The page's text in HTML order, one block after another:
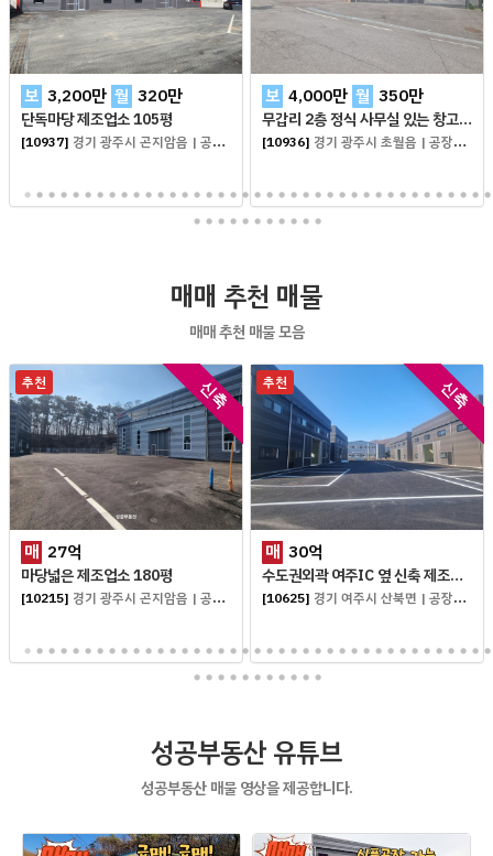
보 3,200만 월 320만
단독마당 제조업소 105평
[10937] 경기 광주시 곤지암읍 | 공장창고 임대
보 4,000만 월 350만
무갑리 2층 정식 사무실 있는 창고 138평
[10936] 경기 광주시 초월읍 | 공장창고 임대
매매 추천 매물
매매 추천 매물 모음
신축
추천
매 27억
마당넓은 제조업소 180평
[10215] 경기 광주시 곤지암읍 | 공장창고 매매
신축
추천
매 30억
수도권외곽 여주IC 옆 신축 제조업소
[10625] 경기 여주시 산북면 | 공장창고 매매
성공부동산 유튜브
성공부동산 매물 영상을 제공합니다.